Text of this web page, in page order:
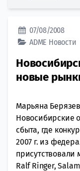
07/08/2008
ADME Новости
новые
Марьяна
Новосибирские
сбыта, где
2007 г. из
присутствовали
Ralf Ringer,